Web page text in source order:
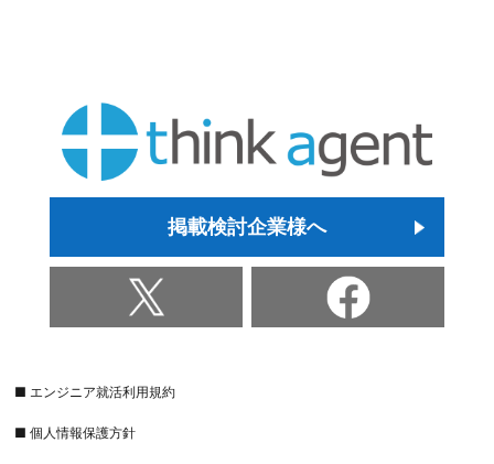
掲載検討企業様へ
■ エンジニア就活利用規約
■ 個人情報保護方針